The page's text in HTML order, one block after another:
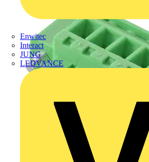
Enwitec
Interact
JUNG
LEDVANCE